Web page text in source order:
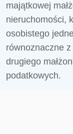
majątkowej
nieruchomości,
osobistego
równoznaczne
drugiego
podatkowych.